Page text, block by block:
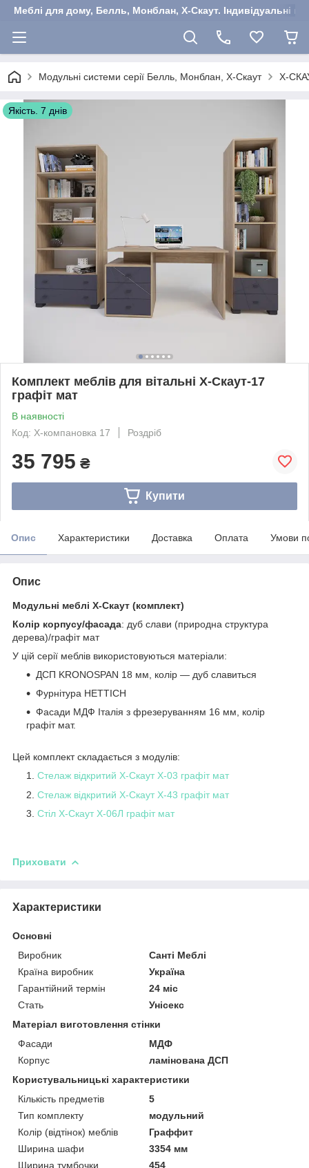
Меблі для дому, Белль, Монблан, Х-Скаут. Індивідуальні
Модульні системи серії Белль, Монблан, Х-Скаут Х-
Якість. 7 днів
Комплект меблів для вітальні Х-Скаут-17
графіт мат
В наявності
Код: Х-компановка 17
Роздріб
35 795 ₴
Купити
Опис Характеристики Доставка Оплата Умови
Опис
Модульні меблі Х-Скаут (комплект)
Колір корпусу/фасада: дуб слави (природна структура
дерева)/графіт мат
У цій серії меблів використовуються матеріали:
ДСП KRONOSPAN 18 мм, колір — дуб славиться
Фурнітура HETTICH
Фасади МДФ Італія з фрезеруванням 16 мм, колір
графіт мат.
Цей комплект складається з модулів:
Стелаж відкритий Х-Скаут Х-03 графіт мат
Стелаж відкритий Х-Скаут Х-43 графіт мат
Стіл Х-Скаут Х-06Л графіт мат
Приховати
Характеристики
Основні
Виробник
Санті Меблі
Країна виробник
Україна
Гарантійний термін
24 міс
Стать
Унісекс
Матеріал виготовлення стінки
Фасади
МДФ
Корпус
ламінована ДСП
Користувальницькі характеристики
Кількість предметів
5
Тип комплекту
модульний
Колір (відтінок) меблів
Граффит
Ширина шафи
3354 мм
Ширина тумбочки
454